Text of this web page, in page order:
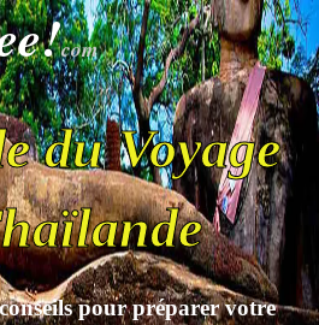
com
du Voyage
pour préparer votre